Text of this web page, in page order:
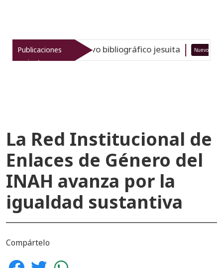
Publicaciones
recientes
acervo bibliográfico jesuita Nuevo 06-08-26
La Red Institucional de
Enlaces de Género del
INAH avanza por la
igualdad sustantiva
Compártelo